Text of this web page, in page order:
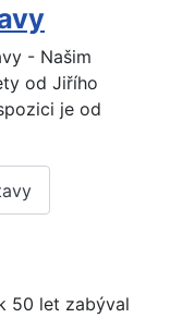
- Našim
od Jiřího
je od
50 let zabýval